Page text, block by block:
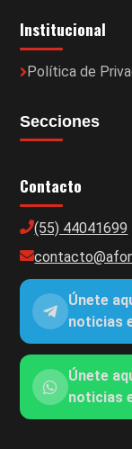
Institucional
Política de
Secciones
Contacto
(55) 44041699
Únete
noticias
Únete
noticias